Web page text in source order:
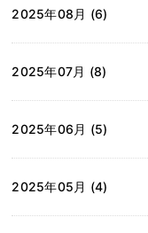
2025年08月 (6)
2025年07月 (8)
2025年06月 (5)
2025年05月 (4)